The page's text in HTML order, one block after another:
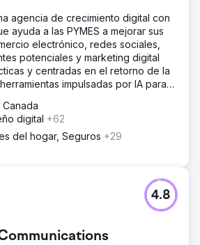
agencia de crecimiento digital con
ayuda a las PYMES a mejorar sus
electrónico, redes sociales,
potenciales y marketing digital
y centradas en el retorno de la
impulsadas por IA para
digital +62
del hogar, Seguros +29
4.8